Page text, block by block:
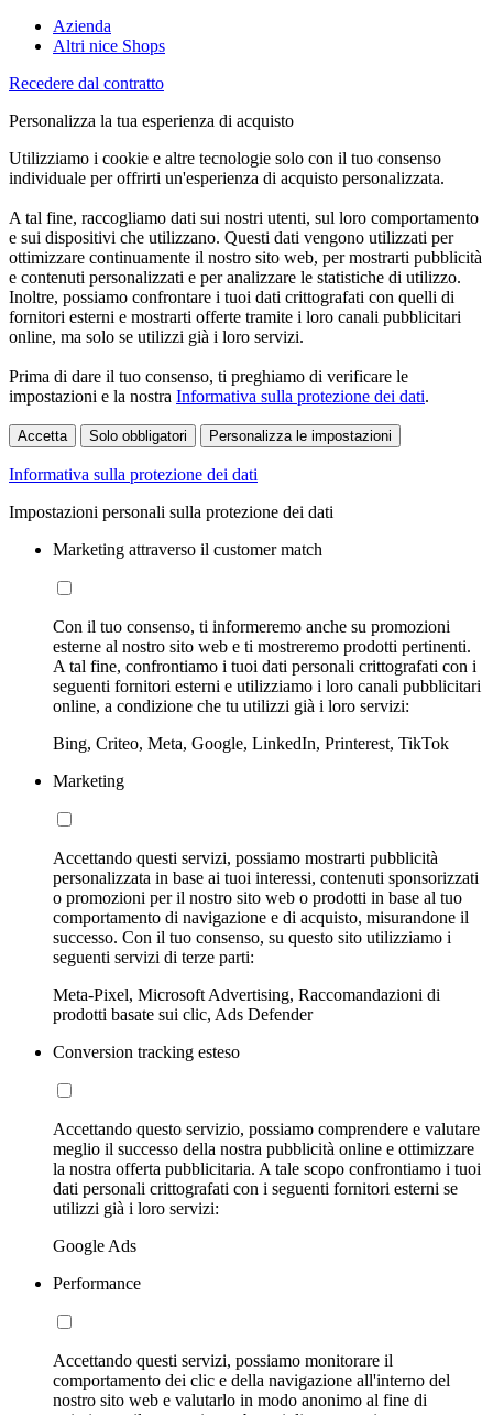
Azienda
Altri nice Shops
Recedere dal contratto
Personalizza la tua esperienza di acquisto
Utilizziamo i cookie e altre tecnologie solo con il tuo consenso
individuale per offrirti un'esperienza di acquisto personalizzata.
A tal fine, raccogliamo dati sui nostri utenti, sul loro comportamento
e sui dispositivi che utilizzano. Questi dati vengono utilizzati per
ottimizzare continuamente il nostro sito web, per mostrarti pubblicità
e contenuti personalizzati e per analizzare le statistiche di utilizzo.
Inoltre, possiamo confrontare i tuoi dati crittografati con quelli di
fornitori esterni e mostrarti offerte tramite i loro canali pubblicitari
online, ma solo se utilizzi già i loro servizi.
Prima di dare il tuo consenso, ti preghiamo di verificare le
impostazioni e la nostra Informativa sulla protezione dei dati.
Accetta Solo obbligatori Personalizza le impostazioni
Informativa sulla protezione dei dati
Impostazioni personali sulla protezione dei dati
Marketing attraverso il customer match
Con il tuo consenso, ti informeremo anche su promozioni
esterne al nostro sito web e ti mostreremo prodotti pertinenti.
A tal fine, confrontiamo i tuoi dati personali crittografati con i
seguenti fornitori esterni e utilizziamo i loro canali pubblicitari
online, a condizione che tu utilizzi già i loro servizi:
Bing, Criteo, Meta, Google, LinkedIn, Printerest, TikTok
Marketing
Accettando questi servizi, possiamo mostrarti pubblicità
personalizzata in base ai tuoi interessi, contenuti sponsorizzati
o promozioni per il nostro sito web o prodotti in base al tuo
comportamento di navigazione e di acquisto, misurandone il
successo. Con il tuo consenso, su questo sito utilizziamo i
seguenti servizi di terze parti:
Meta-Pixel, Microsoft Advertising, Raccomandazioni di
prodotti basate sui clic, Ads Defender
Conversion tracking esteso
Accettando questo servizio, possiamo comprendere e valutare
meglio il successo della nostra pubblicità online e ottimizzare
la nostra offerta pubblicitaria. A tale scopo confrontiamo i tuoi
dati personali crittografati con i seguenti fornitori esterni se
utilizzi già i loro servizi:
Google Ads
Performance
Accettando questi servizi, possiamo monitorare il
comportamento dei clic e della navigazione all'interno del
nostro sito web e valutarlo in modo anonimo al fine di